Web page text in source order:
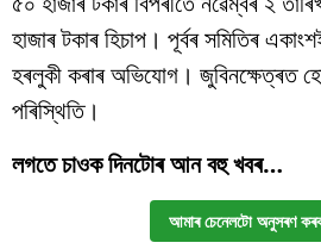
হাজাৰ টকাৰ হিচাপ। পূৰ্বৰ সমিতিৰ
হৰলুকী কৰাৰ অভিযোগ। জুবিনক্ষেত্ৰত
পৰিস্থিতি।
লগতে চাওক দিনটোৰ আন বহু খবৰ…
আমাৰ চেনেলটো অনুসৰণ